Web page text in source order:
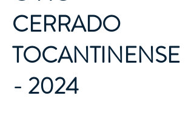
CERRADO
TOCANTINENSE
- 2024